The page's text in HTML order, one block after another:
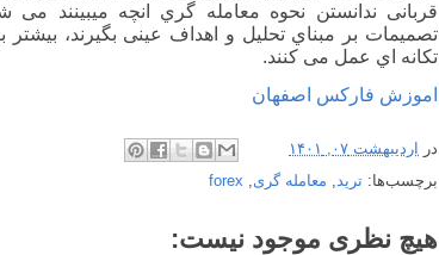
قربانی ندانستن نحوه معامله گري انچه میبینند
تصمیمات بر مبناي تحلیل و اهداف عینی بگیرند،
تکانه اي عمل می کنند.
اموزش فارکس اصفهان
در
اردیبهشت ۰۷, ۱۴۰۱
برچسب‌ها: ترید, معامله گری,
forex
هیچ نظری موجود نیست: